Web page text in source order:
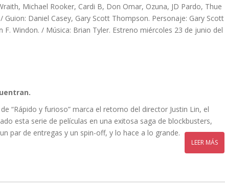
Michael Rooker, Cardi B, Don Omar, Ozuna, JD Pardo, Thue
Guion: Daniel Casey, Gary Scott Thompson. Personaje: Gary Scott
Windon. / Música: Brian Tyler. Estreno miércoles 23 de junio del
“Rápido y furioso” marca el retorno del director Justin Lin, el
esta serie de películas en una exitosa saga de blockbusters,
par de entregas y un spin-off, y lo hace a lo grande.
LEER MÁS